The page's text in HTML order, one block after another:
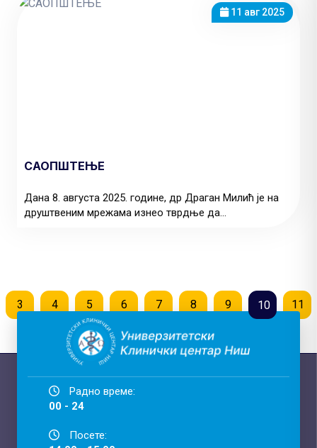
11 авг 2025
САОПШТЕЊЕ
Дана 8. августа 2025. године, др Драган Милић је на
друштвеним мрежама изнео тврдње да...
3 4 5 6 7 8 9 10 11
Радно време:
00 - 24
Посете: